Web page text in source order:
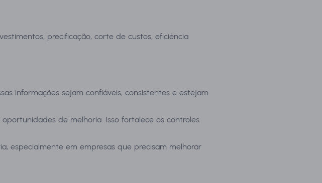
precificação, corte de custos, eficiência
informações sejam confiáveis, consistentes e estejam
de melhoria. Isso fortalece os controles
especialmente em empresas que precisam melhorar